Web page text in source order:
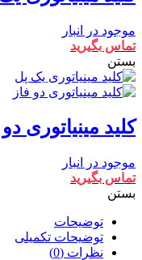
موجود در انبار
تماس بگیرید
بستن
کلید مینیاتوری دو پل 20 آمپر دنا
موجود در انبار
تماس بگیرید
بستن
توضیحات
توضیحات تکمیلی
نظرات (0)